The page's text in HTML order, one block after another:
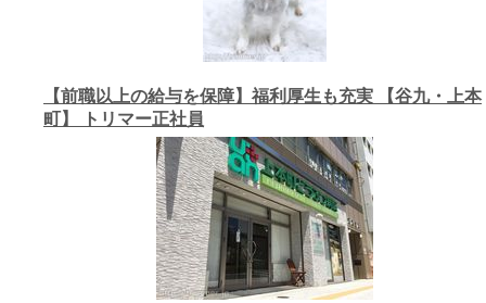
【前職以上の給与を保障】福利厚生も充実 【谷九・上本
町】 トリマー正社員